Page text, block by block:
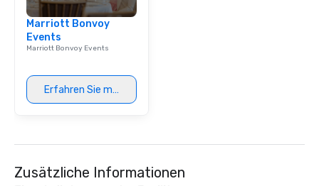
Marriott Bonvoy
Events
Marriott Bonvoy Events
Erfahren Sie mehr
Zusätzliche Informationen